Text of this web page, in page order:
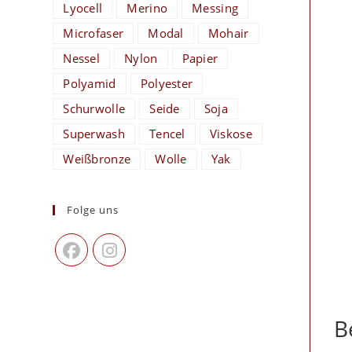
Lyocell
Merino
Messing
Microfaser
Modal
Mohair
Nessel
Nylon
Papier
Polyamid
Polyester
Schurwolle
Seide
Soja
Superwash
Tencel
Viskose
Weißbronze
Wolle Yak
Folge uns